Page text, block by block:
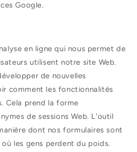
Google.
en ligne qui nous permet de
utilisent notre site Web.
de nouvelles
comment les fonctionnalités
Cela prend la forme
de sessions Web. L'outil
dont nos formulaires sont
les gens perdent du poids.